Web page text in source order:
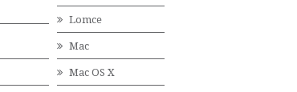
Lomce
Mac
Mac OS X